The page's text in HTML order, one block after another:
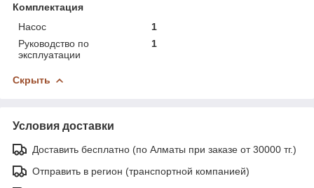
Комплектация
Насос
1
Руководство по
эксплуатации
1
Скрыть
Условия доставки
Доставить бесплатно (по Алматы при заказе от 30000 тг.)
Отправить в регион (транспортной компанией)